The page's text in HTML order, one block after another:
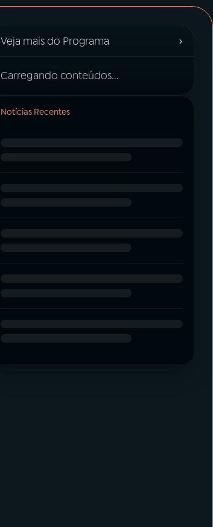
Veja mais do Programa ›
Carregando conteúdos...
Notícias Recentes